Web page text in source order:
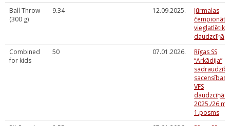
Ball Throw
(300 g)
9.34 12.09.2025.
Jūrmalas
čempionāts
daudzcīņā
Combined
for kids
50 07.01.2026.
Rīgas SS
“Arkādija”
sacensības
VFS
daudzcīņās
2025./
1.posms